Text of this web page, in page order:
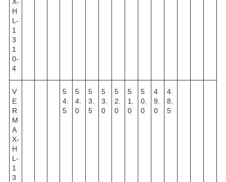
H
L-
1
3
1
0-
4
V
E
R
M
A
X-
H
L-
1
3
5
4.
5
5
4.
0
5
3.
5
5
3.
0
5
2.
0
5
1.
0
5
0.
0
4
9.
0
4
8.
5